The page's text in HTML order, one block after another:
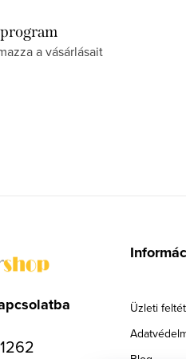
a vásárlásait
Üzleti